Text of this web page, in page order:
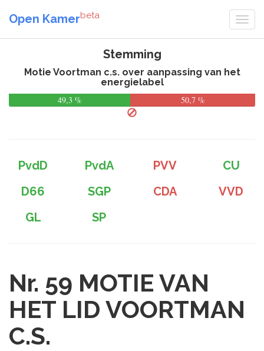
Open Kamerbeta
Stemming
Motie Voortman c.s. over aanpassing van het
energielabel
49,3 %
50,7 %
PvdD PvdA PVV
CU
D66
SGP CDA
VVD
GL
SP
Nr. 59 MOTIE VAN
HET LID VOORTMAN
C.S.